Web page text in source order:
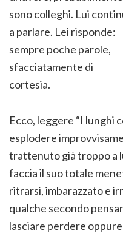
sono colleghi. Lui
a parlare. Lei risponde:
sempre poche parole,
sfacciatamente di
cortesia.
Ecco, leggere “I lunghi
esplodere
trattenuto già troppo a
faccia il suo totale
ritrarsi, imbarazzato e
qualche secondo
lasciare perdere